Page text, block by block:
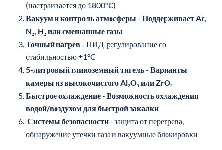
(настраивается до 1800°C)
Вакуум и контроль атмосферы - Поддерживает Ar,
N₂, H₂ или смешанные газы
Точный нагрев - ПИД-регулирование со
стабильностью ±1°C
5-литровый глиноземный тигель- Варианты
камеры из высокочистого Al₂O₃ или ZrO₂
Быстрое охлаждение- Возможность охлаждения
водой/воздухом для быстрой закалки
Системы безопасности- защита от перегрева,
обнаружение утечки газа и вакуумные блокировки